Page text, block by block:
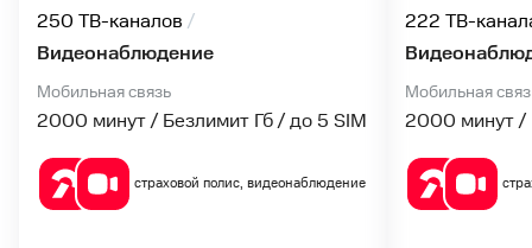
250 ТВ-каналов
Видеонаблюдение
Мобильная связь
2000 минут / Безлимит Гб / до 5 SIM
страховой полис, видеонаблюдение
222 ТВ-
Мобильная
2000 минут /